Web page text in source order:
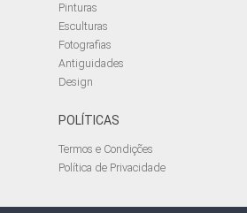
Pinturas
Esculturas
Fotografias
Antiguidades
Design
POLÍTICAS
Termos e Condições
Política de Privacidade